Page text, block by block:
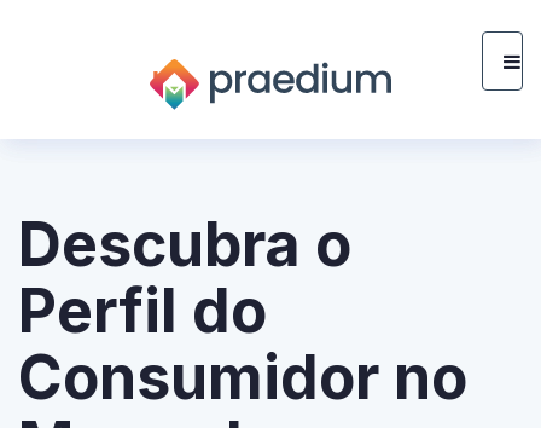
Descubra o
Perfil do
Consumidor no